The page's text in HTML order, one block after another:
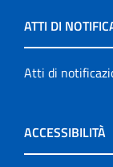
ATTI DI
Atti di
ACCESSIBILITÀ